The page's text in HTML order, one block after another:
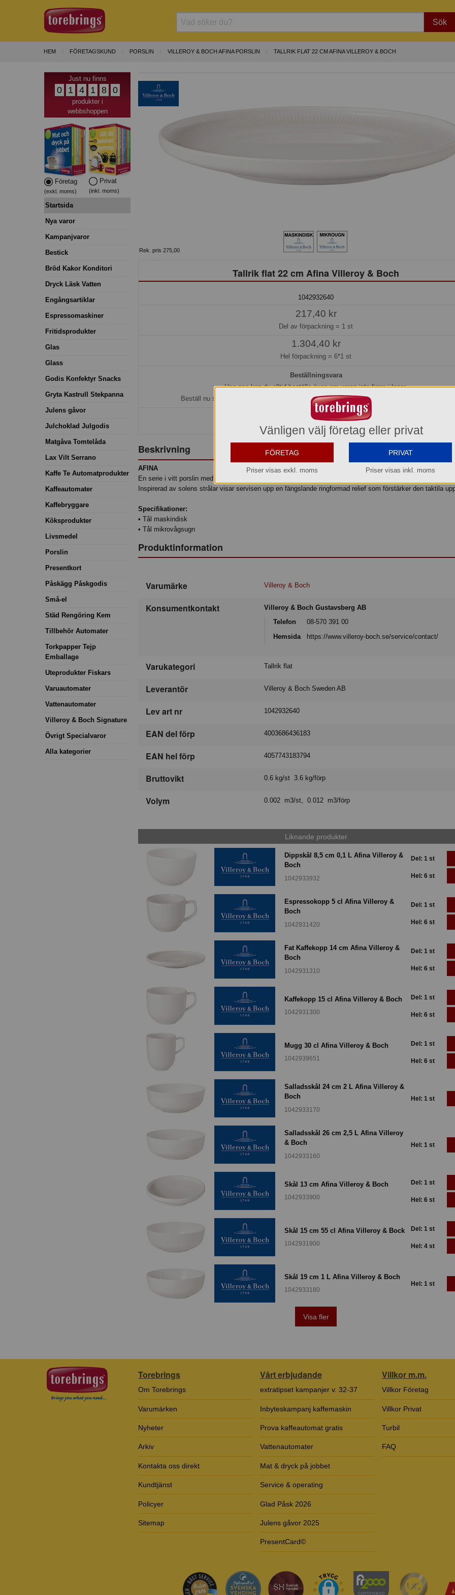
Sök
HEM FÖRETAGSKUND PORSLIN VILLEROY & BOCH AFINA PORSLIN TALLRIK FLAT 22 CM AFINA VILLEROY & BOCH
Just nu finns
0 1 4 1 8 0
produkter i
webbshoppen
Företag
(exkl. moms)
Privat
(inkl. moms)
Startsida
Nya varor
Kampanjvaror
Bestick
Bröd Kakor Konditori
Dryck Läsk Vatten
Engångsartiklar
Espressomaskiner
Fritidsprodukter
Glas
Glass
Godis Konfektyr Snacks
Gryta Kastrull Stekpanna
Julens gåvor
Julchoklad Julgodis
Matgåva Tomtelåda
Lax Vilt Serrano
Kaffe Te Automatprodukter
Kaffeautomater
Kaffebryggare
Köksprodukter
Livsmedel
Porslin
Presentkort
Påskägg Påskgodis
Små-el
Städ Rengöring Kem
Tillbehör Automater
Torkpapper Tejp
Emballage
Uteprodukter Fiskars
Varuautomater
Vattenautomater
Villeroy & Boch Signature
Övrigt Specialvaror
Alla kategorier
Rek. pris 275,00
Tallrik flat 22 cm Afina Villeroy & Boch
1042932640
217,40 kr
Del av förpackning = 1 st
1.304,40 kr
Hel förpackning = 6*1 st
Beställningsvara
Hos oss kan du alltid beställa även om varan inte finns i lager.
Beställ nu så beräknar vi kunna leverera inom 10-15 arbetsdagar, eller senare om du önskar.
Köp »
Beskrivning
AFINA
En serie i vitt porslin med en minimalistisk form och noggrant utformade detaljer för en sofistikerad och
Inspirerad av solens strålar visar servisen upp en fängslande ringformad relief som förstärker den taktila
Specifikationer:
• Tål maskindisk
• Tål mikrovågsugn
Produktinformation
Varumärke Villeroy & Boch
Konsumentkontakt
Villeroy & Boch Gustavsberg AB
Telefon
08-570 391 00
Hemsida
https://www.villeroy-boch.se/service/contact/
Varukategori Tallrik flat
Leverantör Villeroy & Boch Sweden AB
Lev art nr 1042932640
EAN del förp 4003686436183
EAN hel förp 4057743183794
Bruttovikt 0.6 kg/st 3.6 kg/förp
Volym 0.002 m3/st, 0.012 m3/förp
Liknande produkter
Dippskål 8,5 cm 0,1 L Afina Villeroy &
Boch
1042933932
Del: 1 st
Hel: 6 st
Espressokopp 5 cl Afina Villeroy &
Boch
1042931420
Del: 1 st
Hel: 6 st
Fat Kaffekopp 14 cm Afina Villeroy &
Boch
1042931310
Del: 1 st
Hel: 6 st
Kaffekopp 15 cl Afina Villeroy & Boch
1042931300
Del: 1 st
Hel: 6 st
Mugg 30 cl Afina Villeroy & Boch
1042939651
Del: 1 st
Hel: 6 st
Salladsskål 24 cm 2 L Afina Villeroy &
Boch
1042933170
Hel: 1 st
Salladsskål 26 cm 2,5 L Afina Villeroy
& Boch
1042933160
Hel: 1 st
Skål 13 cm Afina Villeroy & Boch
1042933900
Del: 1 st
Hel: 6 st
Skål 15 cm 55 cl Afina Villeroy & Bock
1042931900
Del: 1 st
Hel: 4 st
Skål 19 cm 1 L Afina Villeroy & Boch
1042933180
Hel: 1 st
Visa fler
Torebrings
Om Torebrings
Varumärken
Nyheter
Arkiv
Kontakta oss direkt
Kundtjänst
Policyer
Sitemap
Vårt erbjudande
extratipset kampanjer v. 32-37
Inbyteskampanj kaffemaskin
Prova kaffeautomat gratis
Vattenautomater
Mat & dryck på jobbet
Service & operating
Glad Påsk 2026
Julens gåvor 2025
PresentCard©
Villkor m.m.
Villkor Företag
Villkor Privat
Turbil
FAQ
Vänligen välj företag eller privat
FÖRETAG
Priser visas exkl. moms
PRIVAT
Priser visas inkl. moms